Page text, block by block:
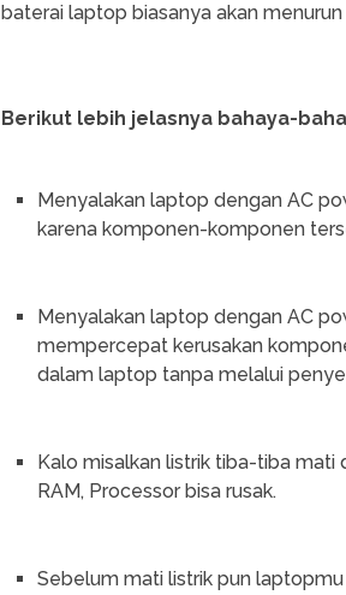
baterai laptop biasanya akan menurun
Berikut lebih jelasnya bahaya-
Menyalakan laptop dengan AC
karena komponen-komponen
Menyalakan laptop dengan AC
mempercepat kerusakan
dalam laptop tanpa melalui
Kalo misalkan listrik tiba-tiba
RAM, Processor bisa rusak.
Sebelum mati listrik pun